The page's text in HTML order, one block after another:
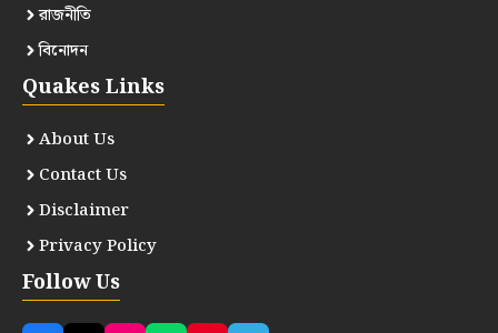
রাজনীতি
বিনোদন
Quakes Links
About Us
Contact Us
Disclaimer
Privacy Policy
Follow Us